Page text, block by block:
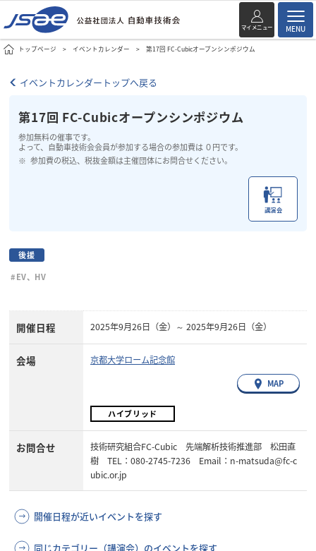
マイメニュー MENU
トップページ イベントカレンダー 第17回 FC-Cubicオープンシンポジウム
イベントカレンダートップへ戻る
第17回 FC-Cubicオープンシンポジウム
参加無料の催事です。
よって、自動車技術会会員が参加する場合の参加費は ０円です。
参加費の税込、税抜金額は主催団体にお問合せください。
講演会
後援
#EV、HV
開催日程 2025年9月26日（金）～ 2025年9月26日（金）
会場 京都大学ローム記念館
MAP
ハイブリッド
お問合せ
技術研究組合FC-Cubic 先端解析技術推進部 松田直
樹 TEL：080-2745-7236 Email：n-matsuda@fc-c
ubic.or.jp
開催日程が近いイベントを探す
同じカテゴリー（講演会）のイベントを探す